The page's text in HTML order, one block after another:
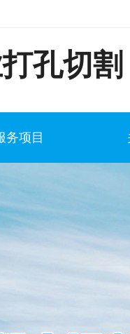
孔切割
务项目